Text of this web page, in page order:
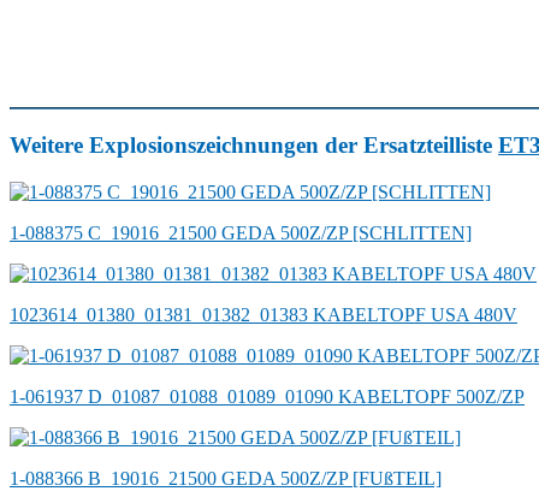
Weitere Explosionszeichnungen der Ersatzteilliste
1-088375 C_19016_21500 GEDA 500Z/ZP [SCHLITTEN]
1023614_01380_01381_01382_01383 KABELTOPF USA 480V
1-061937 D_01087_01088_01089_01090 KABELTOPF 500Z/ZP
1-088366 B_19016_21500 GEDA 500Z/ZP [FUßTEIL]